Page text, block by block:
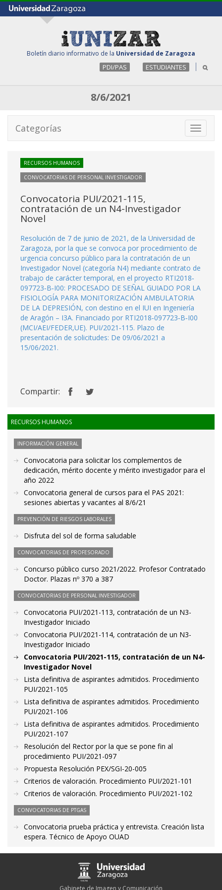
Boletín diario informativo de la Universidad de Zaragoza
PDI/PAS ESTUDIANTES
8/6/2021
Toggle
Categorías
RECURSOS HUMANOS
CONVOCATORIAS DE PERSONAL INVESTIGADOR
Convocatoria PUI/2021-115,
contratación de un N4-Investigador
Novel
Resolución de 7 de junio de 2021, de la Universidad de
Zaragoza, por la que se convoca por procedimiento de
urgencia concurso público para la contratación de un
Investigador Novel (categoría N4) mediante contrato de
trabajo de carácter temporal, en el proyecto RTI2018‐
097723‐B‐I00: PROCESADO DE SEÑAL GUIADO POR LA
FISIOLOGÍA PARA MONITORIZACIÓN AMBULATORIA
DE LA DEPRESIÓN, con destino en el IUI en Ingeniería
de Aragón – I3A. Financiado por RTI2018‐097723‐B‐I00
(MCI/AEI/FEDER,UE). PUI/2021‐115. Plazo de
presentación de solicitudes: De 09/06/2021 a
15/06/2021.
Compartir:
RECURSOS HUMANOS
INFORMACIÓN GENERAL
Convocatoria para solicitar los complementos de
dedicación, mérito docente y mérito investigador para el
año 2022
Convocatoria general de cursos para el PAS 2021:
sesiones abiertas y vacantes al 8/6/21
PREVENCIÓN DE RIESGOS LABORALES
Disfruta del sol de forma saludable
CONVOCATORIAS DE PROFESORADO
Concurso público curso 2021/2022. Profesor Contratado
Doctor. Plazas nº 370 a 387
CONVOCATORIAS DE PERSONAL INVESTIGADOR
Convocatoria PUI/2021-113, contratación de un N3-
Investigador Iniciado
Convocatoria PUI/2021-114, contratación de un N3-
Investigador Iniciado
Convocatoria PUI/2021-115, contratación de un N4-
Investigador Novel
Lista definitiva de aspirantes admitidos. Procedimiento
PUI/2021-105
Lista definitiva de aspirantes admitidos. Procedimiento
PUI/2021-106
Lista definitiva de aspirantes admitidos. Procedimiento
PUI/2021-107
Resolución del Rector por la que se pone fin al
procedimiento PUI/2021-097
Propuesta Resolución PEX/SGI-20-005
Criterios de valoración. Procedimiento PUI/2021-101
Criterios de valoración. Procedimiento PUI/2021-102
CONVOCATORIAS DE PTGAS
Convocatoria prueba práctica y entrevista. Creación lista
espera. Técnico de Apoyo OUAD
Gabinete de Imagen y Comunicación